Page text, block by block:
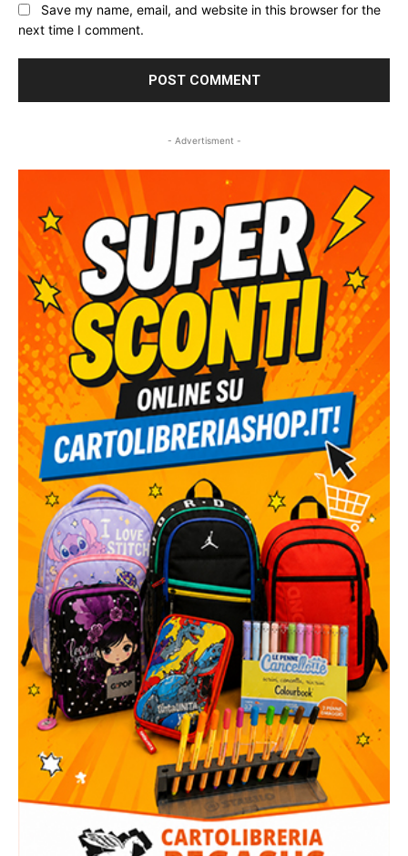
Save my name, email, and website in this browser for the
next time I comment.
- Advertisment -